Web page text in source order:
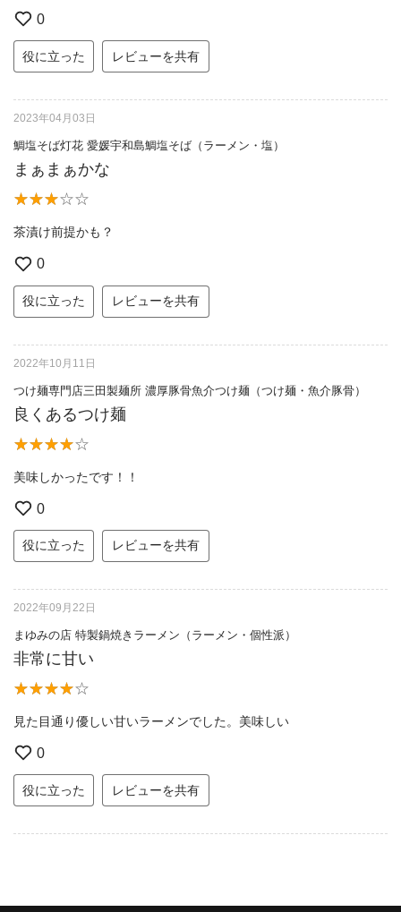
0
役に立った レビューを共有
2023年04月03日
鯛塩そば灯花 愛媛宇和島鯛塩そば（ラーメン・塩）
まぁまぁかな
茶漬け前提かも？
0
役に立った レビューを共有
2022年10月11日
つけ麺専門店三田製麺所 濃厚豚骨魚介つけ麺（つけ麺・魚介豚骨）
良くあるつけ麺
美味しかったです！！
0
役に立った レビューを共有
2022年09月22日
まゆみの店 特製鍋焼きラーメン（ラーメン・個性派）
非常に甘い
見た目通り優しい甘いラーメンでした。美味しい
0
役に立った レビューを共有